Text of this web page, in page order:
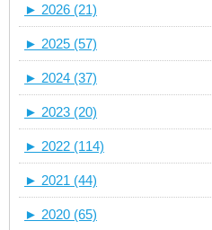
► 2026 (21)
► 2025 (57)
► 2024 (37)
► 2023 (20)
► 2022 (114)
► 2021 (44)
► 2020 (65)